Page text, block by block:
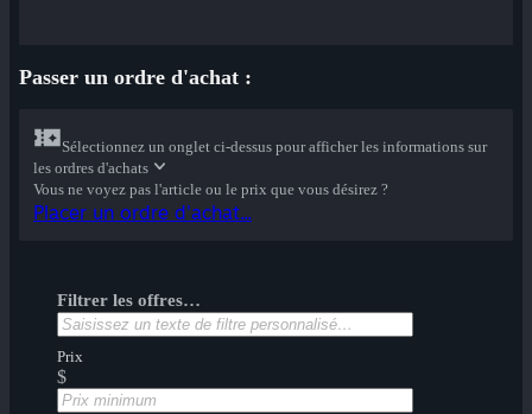
Passer un ordre d'achat :
Sélectionnez un onglet ci-dessus pour afficher les informations sur
les ordres d'achats
Vous ne voyez pas l'article ou le prix que vous désirez ?
Placer un ordre d'achat...
Filtrer les offres…
Prix
$